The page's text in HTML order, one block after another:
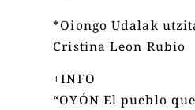
*Oiongo Udalak
Cristina Leon Rubio
+INFO
“OYÓN El pueblo